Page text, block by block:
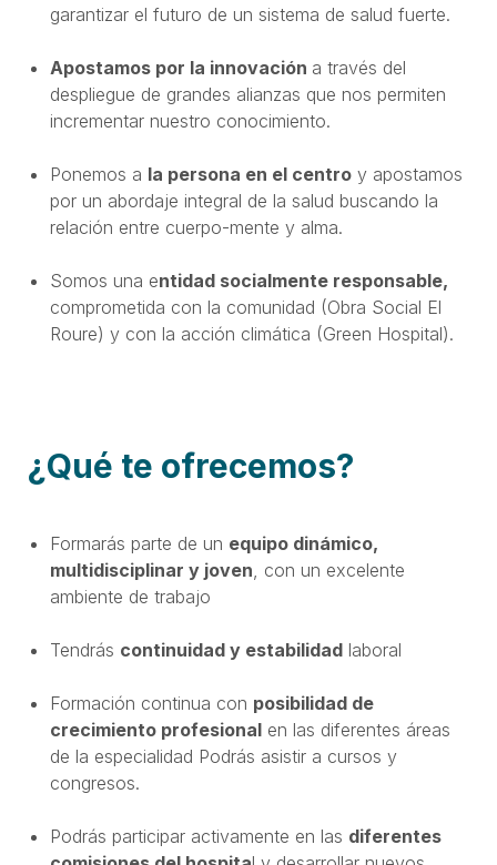
garantizar el futuro de un sistema de salud fuerte.
Apostamos por la innovación a través del
despliegue de grandes alianzas que nos permiten
incrementar nuestro conocimiento.
Ponemos a la persona en el centro y apostamos
por un abordaje integral de la salud buscando la
relación entre cuerpo-mente y alma.
Somos una entidad socialmente responsable,
comprometida con la comunidad (Obra Social El
Roure) y con la acción climática (Green Hospital).
¿Qué te ofrecemos?
Formarás parte de un equipo dinámico,
multidisciplinar y joven , con un excelente
ambiente de trabajo
Tendrás continuidad y estabilidad laboral
Formación continua con posibilidad de
crecimiento profesional en las diferentes áreas
de la especialidad Podrás asistir a cursos y
congresos.
Podrás participar activamente en las diferentes